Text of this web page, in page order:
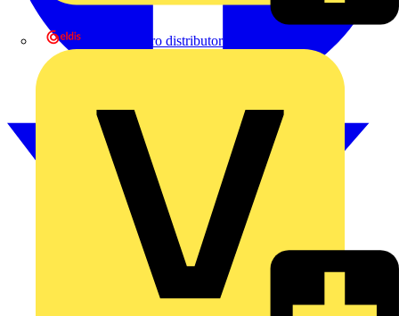
eldis electro distributor GmbH